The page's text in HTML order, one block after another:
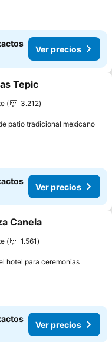
Ver precios
a favoritos
Tepic
3.212
patio tradicional mexicano
Ver precios
a favoritos
Canela
1.561
hotel para ceremoniasVer
Ver precios